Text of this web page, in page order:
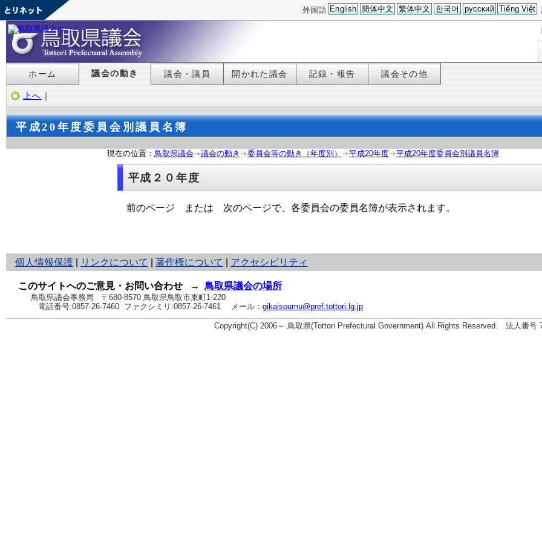
外国語 English 簡体中文 繁体中文 한국어 русский Tiếng Việt
ホーム 議会の動き 議会・議員 開かれた議会 記録・報告 議会その他
上へ ｜
平成20年度委員会別議員名簿
現在の位置： 鳥取県議会 議会の動き 委員会等の動き（年度別） 平成20年度 平成20年度委員会別議員名簿
平成２０年度
前のページ または 次のページで、各委員会の委員名簿が表示されます。
個人情報保護
と
り
ネ
ッ
ト
へ
リンクについて 著作権について アクセシビリティ
このサイトへのご意見・お問い合わせ → 鳥取県議会の場所
鳥取県議会事務局
〒680-8570 鳥取県鳥取市東町1-220
電話番号:0857-26-7460 ファクシミリ:0857-26-7461 メール： gikaisoumu@pref.tottori.lg.jp
Copyright(C) 2006～ 鳥取県(Tottori Prefectural Government) All Rights Reserved. 法人番号